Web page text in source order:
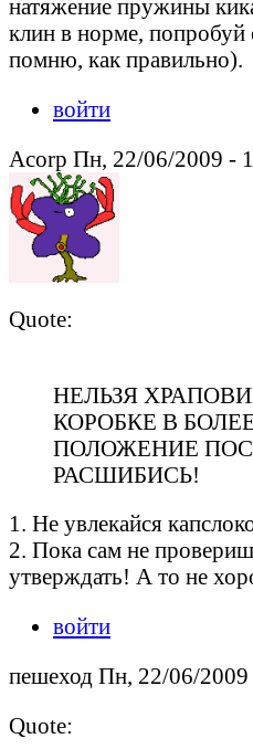
натяжение пружины
клин в норме, попробуй
помню, как правильно).
войти
Acorp Пн, 22/06/2009 -
Quote:
НЕЛЬЗЯ
КОРОБКЕ В
ПОЛОЖЕНИЕ
РАСШИБИСЬ!
1. Не увлекайся
2. Пока сам не
утверждать! А то не
войти
пешеход Пн, 22/06/2009
Quote: